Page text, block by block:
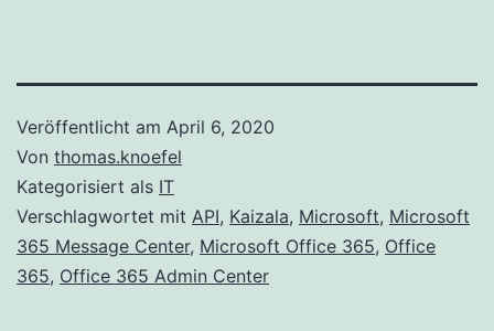
Veröffentlicht am April 6, 2020
Von thomas.knoefel
Kategorisiert als IT
Verschlagwortet mit API, Kaizala, Microsoft, Microsoft
365 Message Center, Microsoft Office 365, Office
365, Office 365 Admin Center